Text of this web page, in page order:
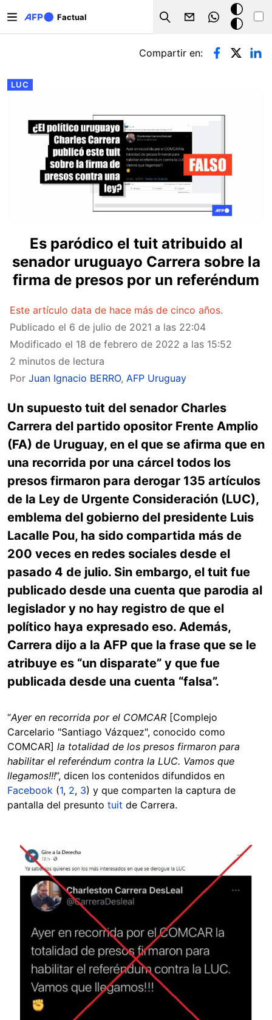
Factual
Search
Modo
oscuro
Solapas principales
LUC
Compartir en:
Es paródico el tuit atribuido al
senador uruguayo Carrera sobre la
firma de presos por un referéndum
Este artículo data de hace más de cinco años.
Publicado el 6 de julio de 2021 a las 22:04
Modificado el 18 de febrero de 2022 a las 15:52
2 minutos de lectura
Por Juan Ignacio BERRO, AFP Uruguay
Un supuesto tuit del senador Charles
Carrera del partido opositor Frente Amplio
(FA) de Uruguay, en el que se afirma que en
una recorrida por una cárcel todos los
presos firmaron para derogar 135 artículos
de la Ley de Urgente Consideración (LUC),
emblema del gobierno del presidente Luis
Lacalle Pou, ha sido compartida más de
200 veces en redes sociales desde el
pasado 4 de julio. Sin embargo, el tuit fue
publicado desde una cuenta que parodia al
legislador y no hay registro de que el
político haya expresado eso. Además,
Carrera dijo a la AFP que la frase que se le
atribuye es “un disparate” y que fue
publicada desde una cuenta “falsa”.
“Ayer en recorrida por el COMCAR [Complejo
Carcelario "Santiago Vázquez", conocido como
COMCAR] la totalidad de los presos firmaron para
habilitar el referéndum contra la LUC. Vamos que
llegamos!!!”, dicen los contenidos difundidos en
Facebook (1, 2, 3) y que comparten la captura de
pantalla del presunto tuit de Carrera.
Image